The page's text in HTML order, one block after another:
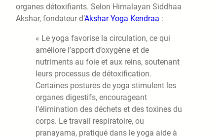
organes détoxifiants. Selon Himalayan Siddhaa
Akshar, fondateur d’Akshar Yoga Kendraa :
« Le yoga favorise la circulation, ce qui
améliore l’apport d’oxygène et de
nutriments au foie et aux reins, soutenant
leurs processus de détoxification.
Certaines postures de yoga stimulent les
organes digestifs, encourageant
l’élimination des déchets et des toxines du
corps. Le travail respiratoire, ou
pranayama, pratiqué dans le yoga aide à